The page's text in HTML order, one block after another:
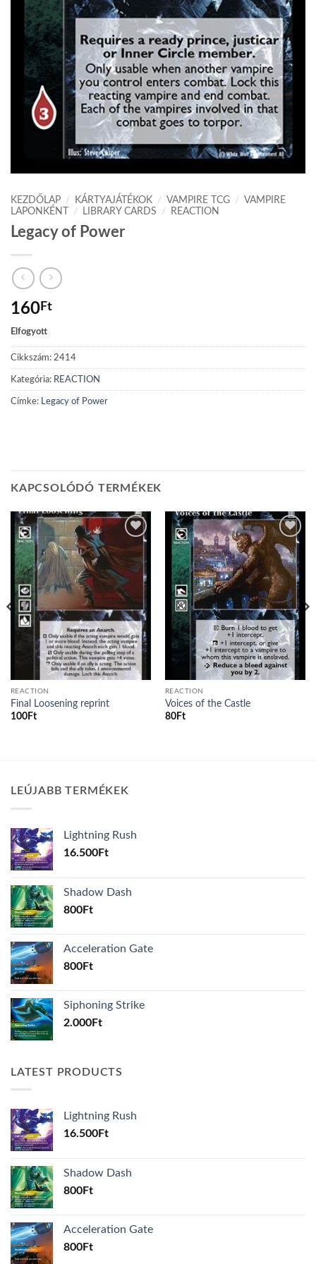
KEZDŐLAP / KÁRTYAJÁTÉKOK / VAMPIRE TCG /
VAMPIRE
LAPONKÉNT
/ LIBRARY CARDS / REACTION
Legacy of Power
160Ft
Elfogyott
Cikkszám: 2414
Kategória: REACTION
Címke: Legacy of Power
KAPCSOLÓDÓ TERMÉKEK
Add to
wishlist
REACTION
Final Loosening reprint
100Ft
Add to
wishlist
REACTION
Voices of the Castle
80Ft
LEÚJABB TERMÉKEK
Lightning Rush
16.500Ft
Shadow Dash
800Ft
Acceleration Gate
800Ft
Siphoning Strike
2.000Ft
LATEST PRODUCTS
Lightning Rush
16.500Ft
Shadow Dash
800Ft
Acceleration Gate
800Ft